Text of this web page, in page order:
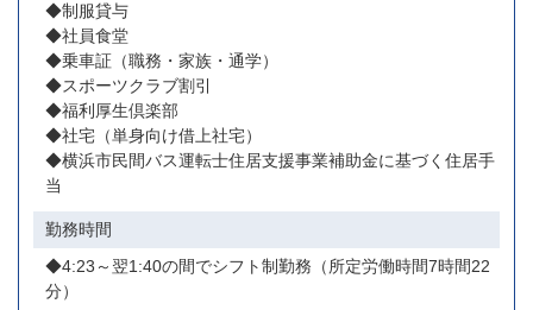
◆制服貸与
◆社員食堂
◆乗車証（職務・家族・通学）
◆スポーツクラブ割引
◆福利厚生倶楽部
◆社宅（単身向け借上社宅）
◆横浜市民間バス運転士住居支援事業補助金に基づく住居手
当
勤務時間
◆4:23～翌1:40の間でシフト制勤務（所定労働時間7時間22
分）